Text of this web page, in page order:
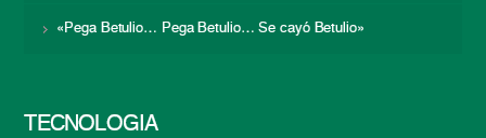
«Pega Betulio… Pega Betulio… Se cayó Betulio»
TECNOLOGÍA